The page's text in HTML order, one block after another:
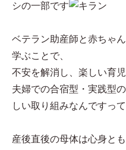
シの一部です
ベテラン助産師と赤ちゃ
学ぶことで、
不安を解消し、楽しい育
夫婦での合宿型・実践型
しい取り組みなんですって
産後直後の母体は心身と